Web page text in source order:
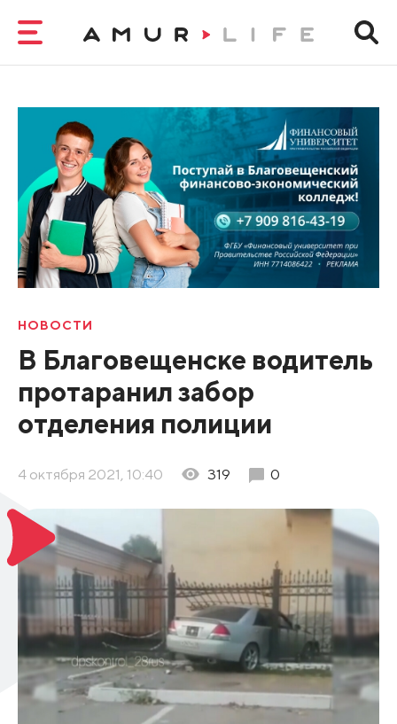
НОВОСТИ
В Благовещенске водитель
протаранил забор
отделения полиции
4 октября 2021, 10:40 319 0